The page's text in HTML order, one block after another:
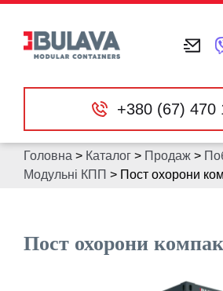
+380 (67) 470
Головна > Каталог > Продаж >
Модульні КПП > Пост охорони
Пост охорони